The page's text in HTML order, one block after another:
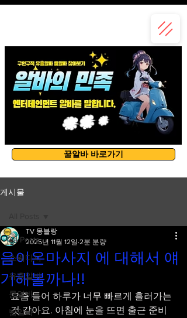
꿀알바 바로가기
게시물
All Posts
스웨디시
유흥알바
룸알바
밤알바
음이온마사지 에 대해서 얘
기해볼까나!!
TV 몽블랑
2025년 11월 12일 2분 분량
요즘 들어 하루가 너무 빠르게 흘러가는
것 같아요. 아침에 눈을 뜨면 출근 준비